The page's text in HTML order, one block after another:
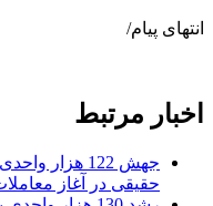
انتهای پیام/
اخبار مرتبط
جهش 122
حقیقی در آغاز